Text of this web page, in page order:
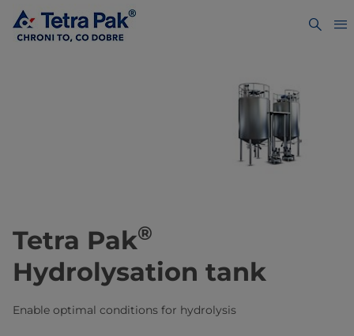
Tetra Pak®
Hydrolysation tank
Enable optimal conditions for hydrolysis